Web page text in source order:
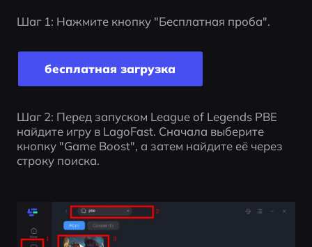
Шаг 1: Нажмите кнопку "Бесплатная проба".
бесплатная загрузка
Шаг 2: Перед запуском League of Legends PBE
найдите игру в LagoFast. Сначала выберите
кнопку "Game Boost", а затем найдите её через
строку поиска.